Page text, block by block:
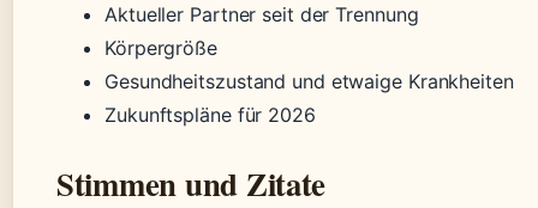
Aktueller Partner seit der Trennung
Körpergröße
Gesundheitszustand und etwaige Krankheiten
Zukunftspläne für 2026
Stimmen und Zitate